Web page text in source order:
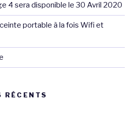
4 sera disponible le 30 Avril 2020
portable à la fois Wifi et
RÉCENTS